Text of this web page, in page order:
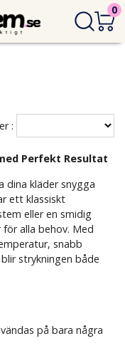
0
:
Perfekt Resultat
dina kläder snygga
ett klassiskt
eller en smidig
alla behov. Med
snabb
strykningen både
på bara några